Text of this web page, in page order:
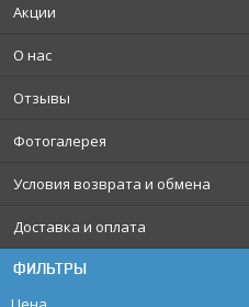
Акции
О нас
Отзывы
Фотогалерея
Условия возврата и обмена
Доставка и оплата
ФИЛЬТРЫ